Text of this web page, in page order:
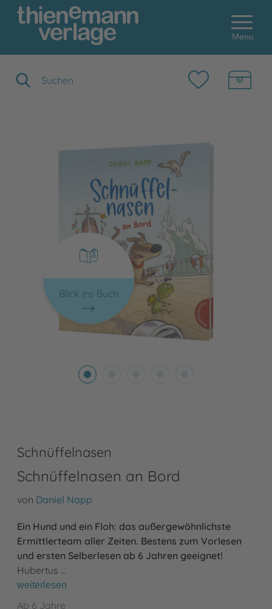
Menu
Blick ins Buch
Schnüffelnasen
Schnüffelnasen an Bord
von Daniel Napp
Ein Hund und ein Floh: das außergewöhnlichste
Ermittlerteam aller Zeiten. Bestens zum Vorlesen
und ersten Selberlesen ab 6 Jahren geeignet!
Hubertus …
weiterlesen
Ab 6 Jahre